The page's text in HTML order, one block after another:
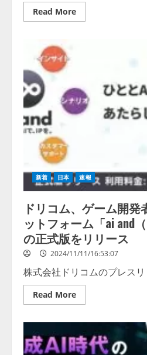
Read MoreRead
more
し
て
革
新
的
実
現
と
世
の
イ
ノ
ベ
ー
ー
成
を
目
す
ロ
グ
新着 日本 速報
ドリコム、ゲーム開発
ットフォーム「ai and
の正式版をリリース
2024/11/11/16:53:07
株式会社ドリコムのプレス
Read MoreRead
more
コ
ム、
ゲ